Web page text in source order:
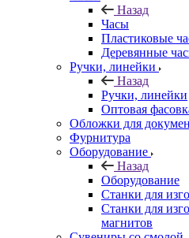
Назад
Часы
Пластиковые
Деревянные
Ручки, линейки
Назад
Ручки, линейки
Оптовая
Обложки для
Фурнитура
Оборудование
Назад
Оборудование
Станки для
Станки для
магнитов